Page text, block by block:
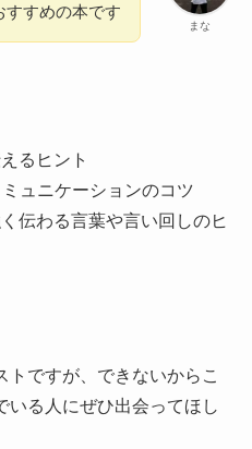
まな
すめの本です
るヒント
ュニケーションのコツ
伝わる言葉や言い回しのヒ
ですが、できないからこ
いる人にぜひ出会ってほし